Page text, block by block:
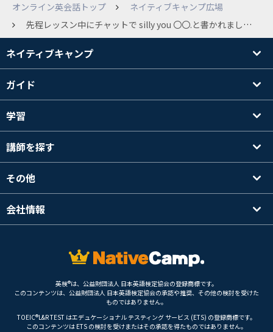
オンライン英会話トップ
ネイティブキャンプ広場
先程レッスン中にチャットで silly you 〇〇.と書かれました。 これは、どういう意味ですか？
ネイティブキャンプ
ガイド
学習
講師を探す
その他
会社情報
英検®は、公益財団法人 日本英語検定協会の登録商標です。
このコンテンツは、公益財団法人 日本英語検定協会の承認や推奨、その他の検討を受けた
ものではありません。
TOEIC®L&R TEST はエデュケーショナル テスティング サービス (ETS) の登録商標です。
このコンテンツは ETS の検討を受けまたはその承認を得たものではありません。